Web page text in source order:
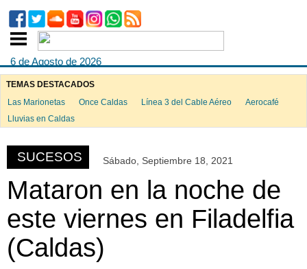
6 de Agosto de 2026
TEMAS DESTACADOS
Las Marionetas
Once Caldas Línea 3 del Cable Aéreo
Aerocafé
Lluvias en Caldas
SUCESOS Sábado, Septiembre 18, 2021
Mataron en la noche de
este viernes en Filadelfia
(Caldas)